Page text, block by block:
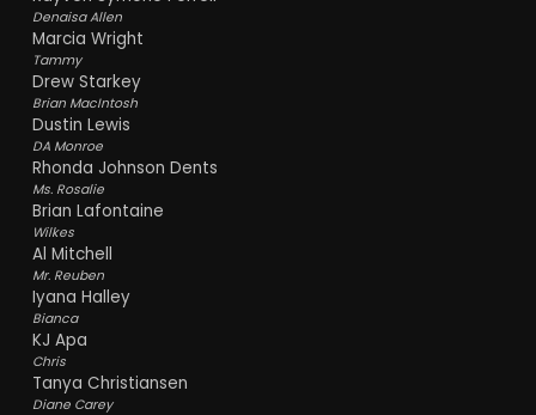
Denaisa Allen
Marcia Wright
Tammy
Drew Starkey
Brian MacIntosh
Dustin Lewis
DA Monroe
Rhonda Johnson Dents
Ms. Rosalie
Brian Lafontaine
Wilkes
Al Mitchell
Mr. Reuben
Iyana Halley
Bianca
KJ Apa
Chris
Tanya Christiansen
Diane Carey